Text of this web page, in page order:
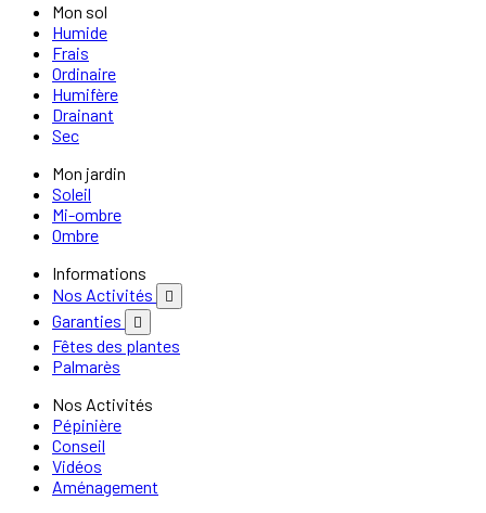
Mon sol
Humide
Frais
Ordinaire
Humifère
Drainant
Sec
Mon jardin
Soleil
Mi-ombre
Ombre
Informations
Nos Activités

Garanties 
Fêtes des plantes
Palmarès
Nos Activités
Pépinière
Conseil
Vidéos
Aménagement